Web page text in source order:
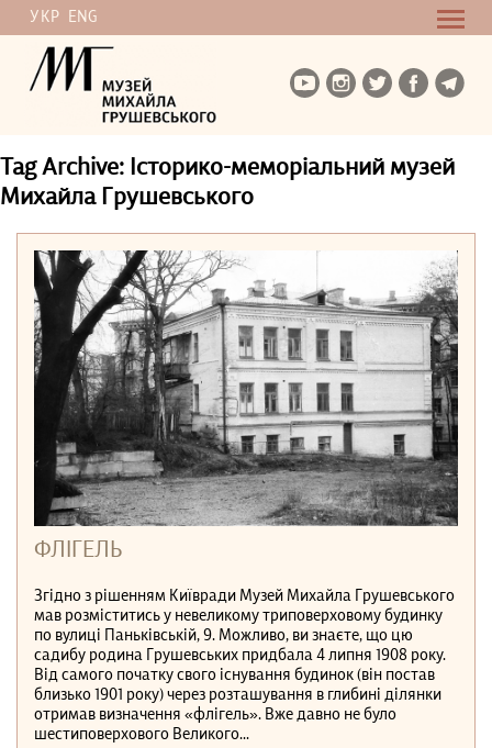
УКР ENG
Tag Archive: Історико-меморіальний музей
Михайла Грушевського
ФЛІГЕЛЬ
Згідно з рішенням Київради Музей Михайла Грушевського
мав розміститись у невеликому триповерховому будинку
по вулиці Паньківській, 9. Можливо, ви знаєте, що цю
садибу родина Грушевських придбала 4 липня 1908 року.
Від самого початку свого існування будинок (він постав
близько 1901 року) через розташування в глибині ділянки
отримав визначення «флігель». Вже давно не було
шестиповерхового Великого...